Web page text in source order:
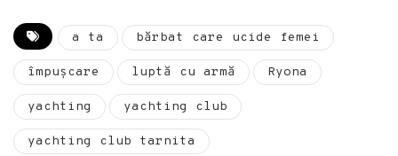
a ta bărbat care ucide femei
împușcare luptă cu armă Ryona
yachting yachting club
yachting club tarnita